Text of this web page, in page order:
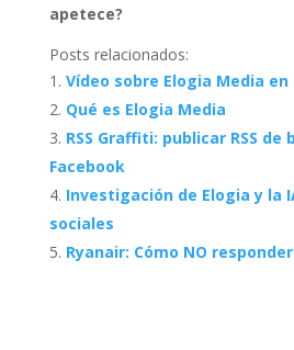
apetece?
Posts relacionados:
Vídeo sobre Elogia Media en
Qué es Elogia Media
RSS Graffiti: publicar RSS
Facebook
Investigación de Elogia y la
sociales
Ryanair: Cómo NO